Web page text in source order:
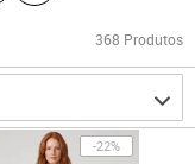
368 Produtos
-22%